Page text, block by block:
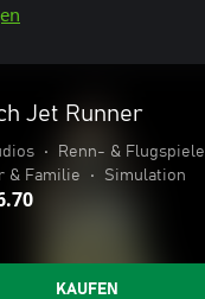
Jet Runner
• Renn- & Flugspiele
& Familie
• Simulation
KAUFEN